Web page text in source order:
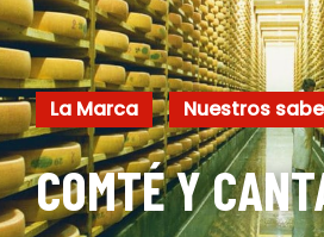
La Marca Nuestros
COMTÉ Y